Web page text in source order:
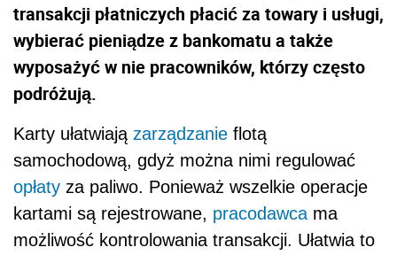
transakcji płatniczych płacić za towary i usługi,
wybierać pieniądze z bankomatu a także
wyposażyć w nie pracowników, którzy często
podróżują.
Karty ułatwiają zarządzanie flotą
samochodową, gdyż można nimi regulować
opłaty za paliwo. Ponieważ wszelkie operacje
kartami są rejestrowane, pracodawca ma
możliwość kontrolowania transakcji. Ułatwia to